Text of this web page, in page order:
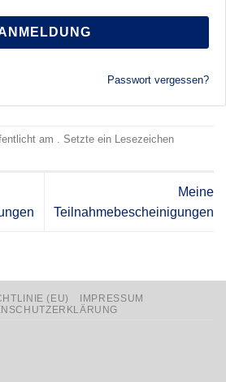
Passwort vergessen?
am . Setzte ein Lesezeichen
Meine
Teilnahmebescheinigungen
(EU)
IMPRESSUM